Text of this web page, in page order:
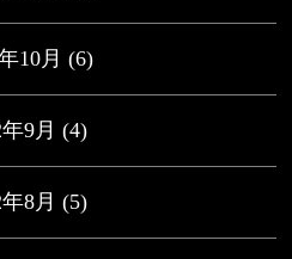
10月 (6)
9月 (4)
8月 (5)